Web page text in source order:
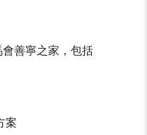
善寧之家，包括
案